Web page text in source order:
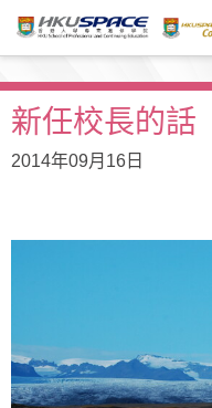
主
容新任校長的話
2014年09月16日